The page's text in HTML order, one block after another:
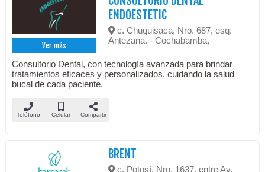
Ver más
ENDOESTETIC
c. Chuquisaca, Nro. 687, esq.
Antezana. - Cochabamba,
Consultorio Dental, con tecnología avanzada para brindar
tratamientos eficaces y personalizados, cuidando la salud
bucal de cada paciente.
Teléfono Celular Compartir
BRENT
c. Potosí, Nro. 1637, entre Av.